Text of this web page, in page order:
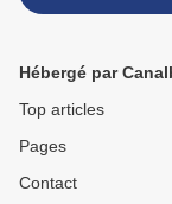
groupe
Hébergé par
Top articles
Pages
Contact